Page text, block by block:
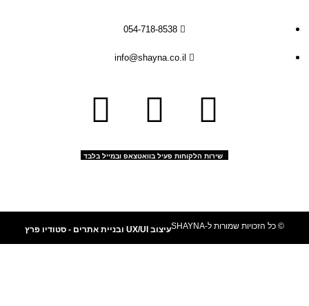
054-718-8538
info@shayna.co.il
שירות הלקוחות פעיל בוואטצאפ ובמייל בלבד
© כל הזכויות שמורות ל-SHAYNA עיצוב UX/UI ובניית אתרים - סטודיו פרץ